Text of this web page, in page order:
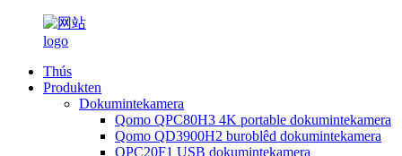
Thús
Produkten
Dokumintekamera
Qomo QPC80H3 4K portable dokumintekamera
Qomo QD3900H2 buroblêd dokumintekamera
QPC20F1 USB dokumintekamera